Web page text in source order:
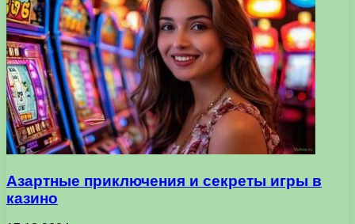
Азартные приключения и секреты игры в
казино